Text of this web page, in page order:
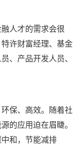
人才的需求会很
许财富经理、基金
、产品开发人员、
保、高效。随着社
的应用迫在眉睫。
和，节能减排